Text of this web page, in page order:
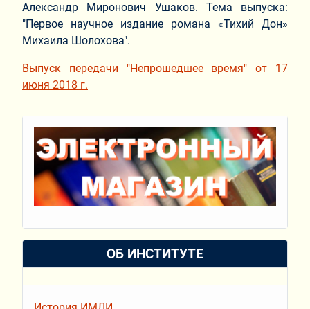
Александр Миронович Ушаков. Тема выпуска:
"Первое научное издание романа «Тихий Дон»
Михаила Шолохова".
Выпуск передачи "Непрошедшее время" от 17
июня 2018 г.
ОБ ИНСТИТУТЕ